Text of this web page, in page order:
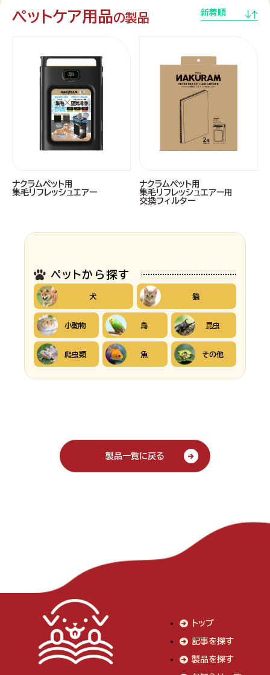
ペットケア用品の製品 新着順
ナクラムペット用
集毛リフレッシュエアー
ナクラムペット用
集毛リフレッシュエアー用
交換フィルター
ペットから探す
犬 猫
小動物 鳥 昆虫
爬虫類 魚 その他
製品一覧に戻る
トップ
記事を探す
製品を探す